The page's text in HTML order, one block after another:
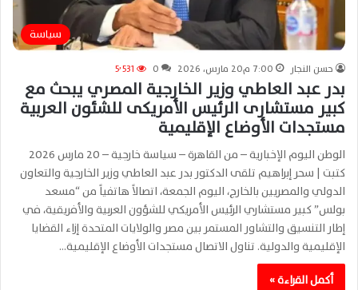
سياسة
حسن النجار 7:00 م20 مارس، 2026 0 5٬531
بدر عبد العاطي وزير الخارجية المصري يبحث مع
كبير مستشارى الرئيس الأمريكى للشئون العربية
مستجدات الأوضاع الإقليمية
الوطن اليوم الإخبارية – من القاهرة – سياسة خارجية – 20 مارس 2026
كتبت | سحر إبراهيم تلقى الدكتور بدر عبد العاطي وزير الخارجية والتعاون
الدولي والمصريين بالخارج، اليوم الجمعة، اتصالاً هاتفياً من “مسعد
بولس” كبير مستشاري الرئيس الأمريكي للشؤون العربية والأفريقية، في
إطار التنسيق والتشاور المستمر بين مصر والولايات المتحدة إزاء القضايا
الإقليمية والدولية. تناول الاتصال مستجدات الأوضاع الإقليمية…
أكمل القراءة »